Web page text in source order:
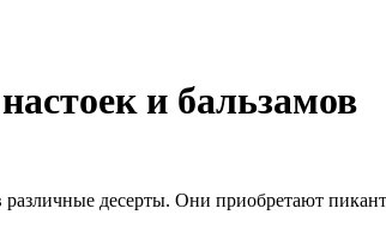
и бальзамов
десерты. Они приобретают